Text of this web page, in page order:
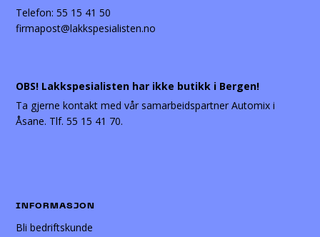
Telefon:55 15 41 50
firmapost@lakkspesialisten.no
OBS! Lakkspesialisten har ikke butikk i Bergen!
Ta gjerne kontakt med vår samarbeidspartner Automix i
Åsane. Tlf. 55 15 41 70.
INFORMASJON
Bli bedriftskunde